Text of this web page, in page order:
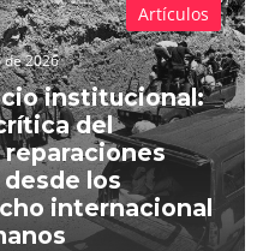
de 2026
institucional:
del
los
internacional
Artículos